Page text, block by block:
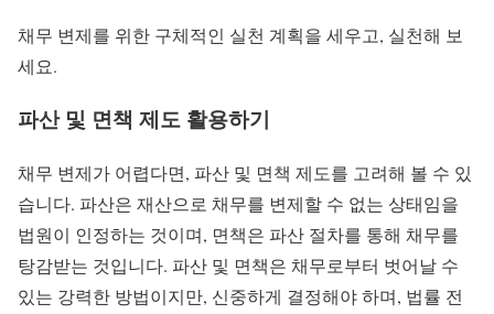
채무 변제를 위한 구체적인 실천 계획을 세우고, 실천해 보
세요.
파산 및 면책 제도 활용하기
채무 변제가 어렵다면, 파산 및 면책 제도를 고려해 볼 수 있
습니다. 파산은 재산으로 채무를 변제할 수 없는 상태임을
법원이 인정하는 것이며, 면책은 파산 절차를 통해 채무를
탕감받는 것입니다. 파산 및 면책은 채무로부터 벗어날 수
있는 강력한 방법이지만, 신중하게 결정해야 하며, 법률 전